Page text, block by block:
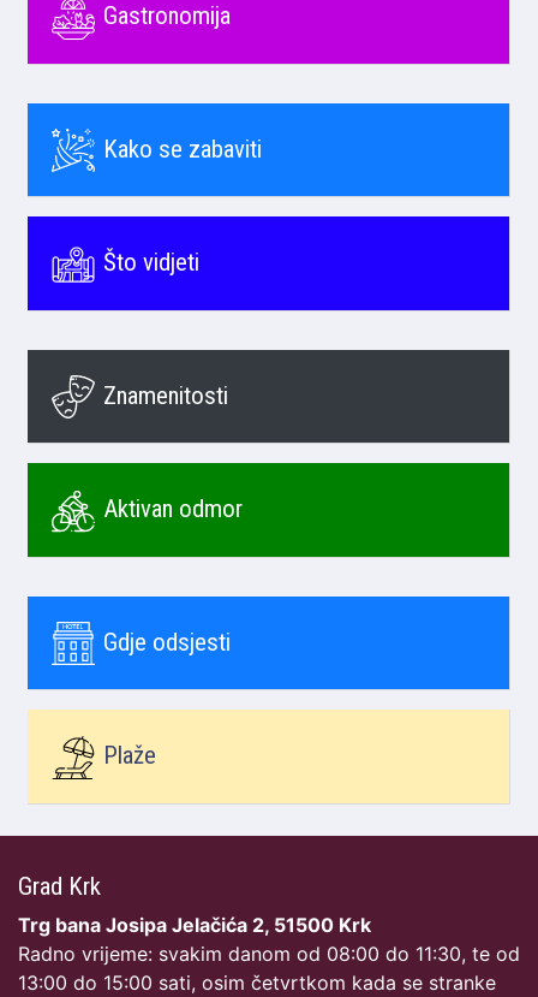
Gastronomija
Kako se zabaviti
Što vidjeti
Znamenitosti
Aktivan odmor
Gdje odsjesti
Plaže
Grad Krk
Trg bana Josipa Jelačića 2, 51500 Krk
Radno vrijeme: svakim danom od 08:00 do 11:30, te od
13:00 do 15:00 sati, osim četvrtkom kada se stranke